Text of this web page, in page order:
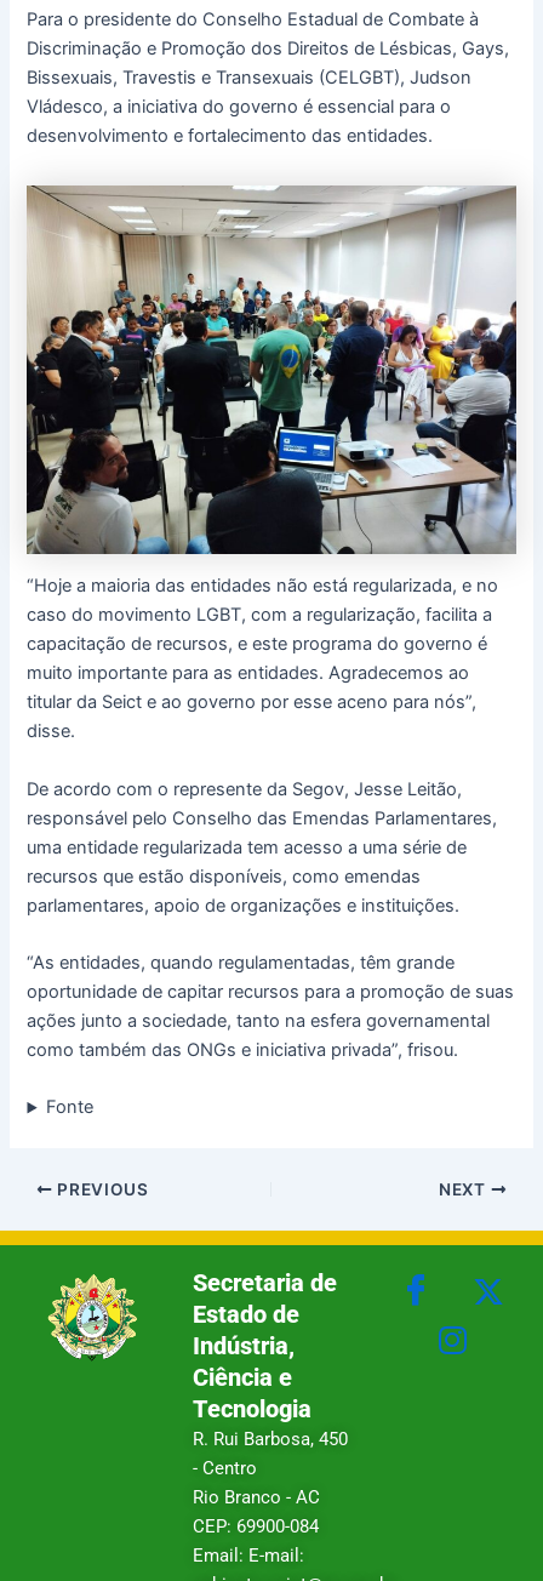
Para o presidente do Conselho Estadual de Combate à
Discriminação e Promoção dos Direitos de Lésbicas, Gays,
Bissexuais, Travestis e Transexuais (CELGBT), Judson
Vládesco, a iniciativa do governo é essencial para o
desenvolvimento e fortalecimento das entidades.
“Hoje a maioria das entidades não está regularizada, e no
caso do movimento LGBT, com a regularização, facilita a
capacitação de recursos, e este programa do governo é
muito importante para as entidades. Agradecemos ao
titular da Seict e ao governo por esse aceno para nós”,
disse.
De acordo com o represente da Segov, Jesse Leitão,
responsável pelo Conselho das Emendas Parlamentares,
uma entidade regularizada tem acesso a uma série de
recursos que estão disponíveis, como emendas
parlamentares, apoio de organizações e instituições.
“As entidades, quando regulamentadas, têm grande
oportunidade de capitar recursos para a promoção de suas
ações junto a sociedade, tanto na esfera governamental
como também das ONGs e iniciativa privada”, frisou.
Fonte
PREVIOUS NEXT
Secretaria de
Estado de
Indústria,
Ciência e
Tecnologia
R. Rui Barbosa, 450
- Centro
Rio Branco - AC
CEP: 69900-084
Email: E-mail: